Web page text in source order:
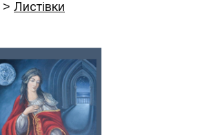
Листівки